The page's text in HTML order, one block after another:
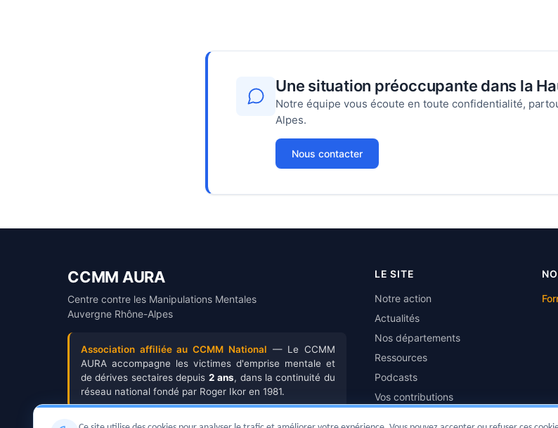
Une situation préoccupante dans la
Notre équipe vous écoute en toute confidentialité,
Alpes.
Nous contacter
CCMM AURA
Centre contre les Manipulations Mentales
Auvergne Rhône-Alpes
Association affiliée au CCMM National — Le CCMM
AURA accompagne les victimes d'emprise mentale et
de dérives sectaires depuis 2 ans, dans la continuité du
réseau national fondé par Roger Ikor en 1981.
LE SITE
Notre action
Actualités
Nos départements
Ressources
Podcasts
Vos contributions